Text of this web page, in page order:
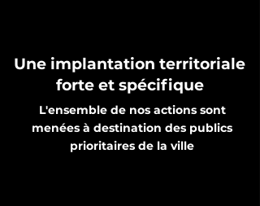
Une implantation territoriale
forte et spécifique
L'ensemble de nos actions sont
menées à destination des publics
prioritaires de la ville